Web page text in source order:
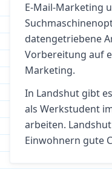
E-Mail-Marketing
datengetriebene
Vorbereitung auf
Marketing.
In Landshut gibt
als Werkstudent
arbeiten.
Einwohnern gute